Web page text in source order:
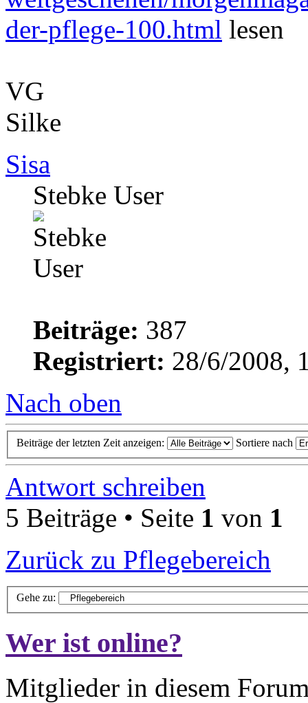
der-pflege-100.html lesen
VG
Silke
Sisa
Stebke User
Beiträge: 387
Registriert: 28/6/2008,
Nach oben
Beiträge der letzten Zeit anzeigen: Sortiere nach
Antwort schreiben
5 Beiträge • Seite 1 von 1
Zurück zu Pflegebereich
Gehe zu:
Wer ist online?
Mitglieder in diesem